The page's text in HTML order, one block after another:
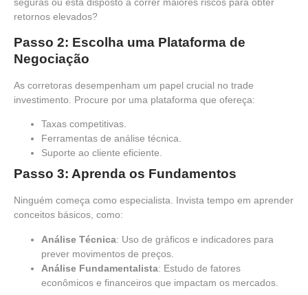
seguras ou está disposto a correr maiores riscos para obter
retornos elevados?
Passo 2: Escolha uma Plataforma de
Negociação
As corretoras desempenham um papel crucial no trade
investimento. Procure por uma plataforma que ofereça:
Taxas competitivas.
Ferramentas de análise técnica.
Suporte ao cliente eficiente.
Passo 3: Aprenda os Fundamentos
Ninguém começa como especialista. Invista tempo em aprender
conceitos básicos, como:
Análise Técnica: Uso de gráficos e indicadores para
prever movimentos de preços.
Análise Fundamentalista: Estudo de fatores
econômicos e financeiros que impactam os mercados.